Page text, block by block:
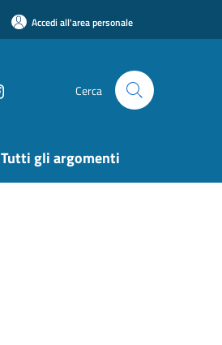
Accedi all'area personale
Cerca
Tutti gli argomenti